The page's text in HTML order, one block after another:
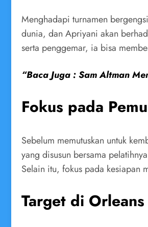
Menghadapi turnamen
dunia, dan Apriyani akan
serta penggemar, ia bisa
“Baca Juga : Sam Altman
Fokus pada
Sebelum memutuskan untuk
yang disusun bersama
Selain itu, fokus pada
Target di